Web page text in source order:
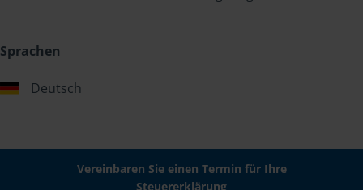
Sprachen
Deutsch
Vereinbaren Sie einen Termin für Ihre
Steuererklärung